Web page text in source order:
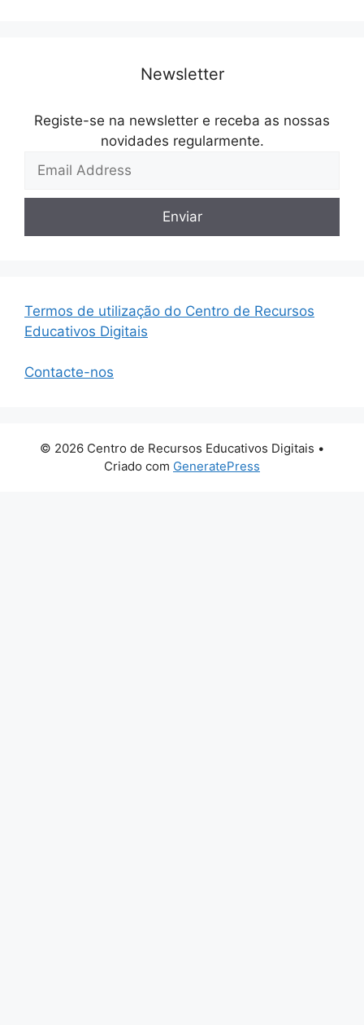
Newsletter
Registe-se na newsletter e receba as nossas
novidades regularmente.
Termos de utilização do Centro de Recursos
Educativos Digitais
Contacte-nos
© 2026 Centro de Recursos Educativos Digitais •
Criado com GeneratePress